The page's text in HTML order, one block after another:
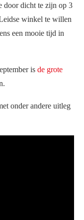
door dicht te zijn op 3
winkel te willen
een mooie tijd in
is de grote
onder andere uitleg